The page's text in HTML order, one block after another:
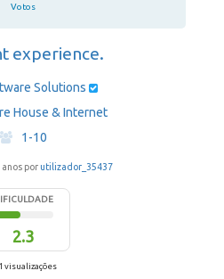
Votos
experience.
Solutions
House & Internet
·
1-10
por utilizador_35437
2.3
visualizações